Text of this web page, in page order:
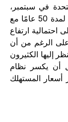
في سبتمبر،
فإن المعدل البطالة يعود إلى انخفاض تاريخي لمدة 50 عامًا مع
ارتفاع
الرغم من أن
الكثيرون
يكسر نظام
المستهلك